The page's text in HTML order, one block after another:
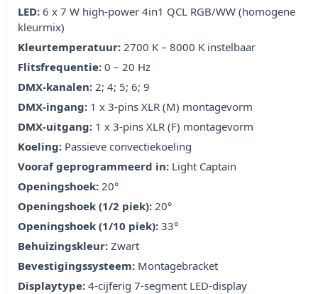
LED: 6 x 7 W high-power 4in1 QCL RGB/WW (homogene
kleurmix)
Kleurtemperatuur: 2700 K – 8000 K instelbaar
Flitsfrequentie: 0 – 20 Hz
DMX-kanalen: 2; 4; 5; 6; 9
DMX-ingang: 1 x 3-pins XLR (M) montagevorm
DMX-uitgang: 1 x 3-pins XLR (F) montagevorm
Koeling: Passieve convectiekoeling
Vooraf geprogrammeerd in: Light Captain
Openingshoek: 20°
Openingshoek (1/2 piek): 20°
Openingshoek (1/10 piek): 33°
Behuizingskleur: Zwart
Bevestigingssysteem: Montagebracket
Displaytype: 4-cijferig 7-segment LED-display